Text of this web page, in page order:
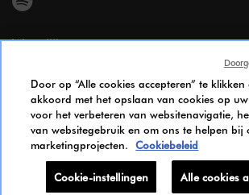
Wettelijk
Persoonsgegevens
Cookie Policy
Gendergelijkheid Index
Candidates Information Notice
Bereikbaarheid
Door op “Alle cookies accepteren” te
akkoord met het opslaan van cookies op
voor het verbeteren van websitenavigatie,
van websitegebruik en om ons te helpen bij
marketingprojecten.
Cookiebeleid
Cookie-instellingen Alle cookies